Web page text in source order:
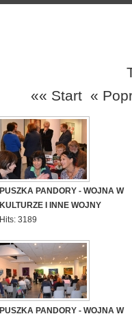
«« Start«
PUSZKA PANDORY - WOJNA W
KULTURZE I INNE WOJNY
Hits: 3189
PUSZKA PANDORY - WOJNA W